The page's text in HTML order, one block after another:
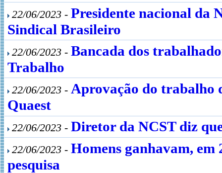
22/06/2023 - Presidente nacional da
Sindical Brasileiro
22/06/2023 - Bancada dos
Trabalho
22/06/2023 - Aprovação do trabalho
Quaest
22/06/2023 - Diretor da NCST diz
22/06/2023 - Homens ganhavam, em
pesquisa